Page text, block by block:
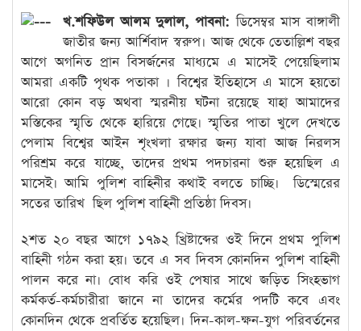
খ.শফিউল আলম দুলাল, পাবনা: ডিসেম্বর মাস বাঙ্গালী
জাতীর জন্য আর্শিবাদ স্বরুপ। আজ থেকে তেতাল্লিশ বছর
আগে অগনিত প্রান বিসর্জনের মাধ্যমে এ মাসেই পেয়েছিলাম
আমরা একটি পৃথক পতাকা । বিশ্বের ইতিহাসে এ মাসে হয়তো
আরো কোন বড় অথবা স্মরনীয় ঘটনা রয়েছে যাহা আমাদের
মস্তিকের স্মৃতি থেকে হারিয়ে গেছে। স্মৃতির পাতা খুলে দেখতে
পেলাম বিশ্বের আইন শৃংখলা রক্ষার জন্য যাবা আজ নিরলস
পরিশ্রম করে যাচ্ছে, তাদের প্রথম পদচারনা শুরু হয়েছিল এ
মাসেই। আমি পুলিশ বাহিনীর কথাই বলতে চাচ্ছি। ডিস্মেরের
সতের তারিখ ছিল পুলিশ বাহিনী প্রতিষ্ঠা দিবস।
২শত ২০ বছর আগে ১৭৯২ খ্রিষ্টাব্দের ওই দিনে প্রথম পুলিশ
বাহিনী গঠন করা হয়। তবে এ সব দিবস কোনদিন পুলিশ বাহিনী
পালন করে না। বোধ করি ওই পেষার সাথে জড়িত সিংহভাগ
কর্মকর্ত-কর্মচারীরা জানে না তাদের কর্মের পদটি কবে এবং
কোনদিন থেকে প্রবর্তিত হয়েছিল। দিন-কাল-ক্ষন-যুগ পরিবর্তনের